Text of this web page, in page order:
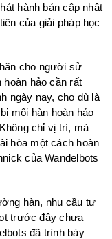
hành bản cập nhật
của giải pháp học
cho người sử
hảo cần rất
ngày nay, cho dù là
mối hàn hoàn hảo
chỉ vị trí, mà
hòa một cách hoàn
của Wandelbots
hàn, nhu cầu tự
trước đây chưa
đã trình bày